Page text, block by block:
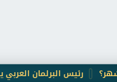
رئيس البرلمان العربي يدين